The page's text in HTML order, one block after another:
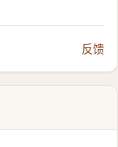
反馈